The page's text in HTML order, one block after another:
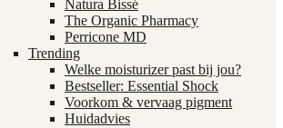
Natura Bissé
The Organic Pharmacy
Perricone MD
Trending
Welke moisturizer past bij jou?
Bestseller: Essential Shock
Voorkom & vervaag pigment
Huidadvies